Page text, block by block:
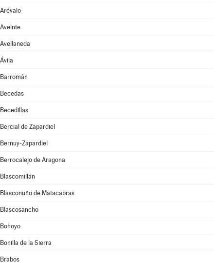
Arévalo
Aveinte
Avellaneda
Ávila
Barromán
Becedas
Becedillas
Bercial de Zapardiel
Bernuy-Zapardiel
Berrocalejo de Aragona
Blascomillán
Blasconuño de Matacabras
Blascosancho
Bohoyo
Bonilla de la Sierra
Brabos